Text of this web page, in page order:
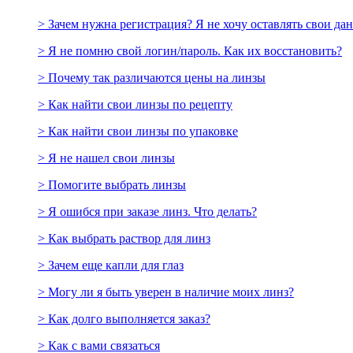
> Зачем нужна регистрация? Я не хочу оставлять свои
> Я не помню свой логин/пароль. Как их восстановить?
> Почему так различаются цены на линзы
> Как найти свои линзы по рецепту
> Как найти свои линзы по упаковке
> Я не нашел свои линзы
> Помогите выбрать линзы
> Я ошибся при заказе линз. Что делать?
> Как выбрать раствор для линз
> Зачем еще капли для глаз
> Могу ли я быть уверен в наличие моих линз?
> Как долго выполняется заказ?
> Как с вами связаться